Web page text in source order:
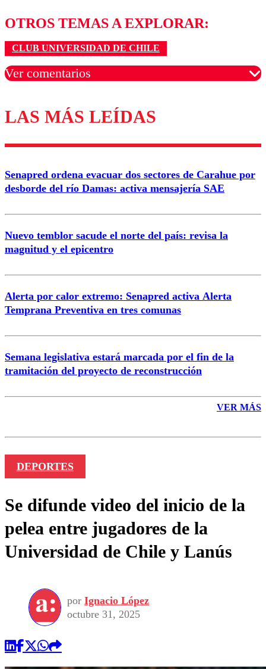
OTROS TEMAS A EXPLORAR:
CLUB UNIVERSIDAD DE CHILE
Ver comentarios
Los comentarios son moderados para garantizar un
diálogo respetuoso.
Nombre
Correo
LAS MÁS LEÍDAS
Senapred ordena evacuar dos sectores de Carahue por
desborde del río Damas: activa mensajería SAE
Nuevo temblor sacude el norte del país: revisa la
magnitud y el epicentro
Alerta por calor extremo: Senapred activa Alerta
Temprana Preventiva en tres comunas
Semana legislativa estará marcada por el fin de la
tramitación del proyecto de reconstrucción
VER MÁS
DEPORTES
Se difunde video del inicio de la
pelea entre jugadores de la
Universidad de Chile y Lanús
por Ignacio López
octubre 31, 2025